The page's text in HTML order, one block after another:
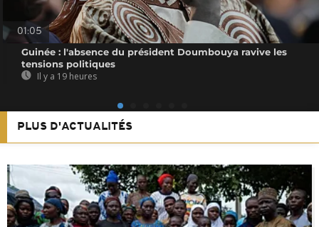
01:05
Guinée : l'absence du président Doumbouya ravive les
tensions politiques
Il y a 19 heures
PLUS D'ACTUALITÉS